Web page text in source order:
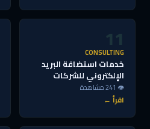
11
CONSULTING
خدمات استضافة البريد
الإلكتروني للشركات
👁 241 مشاهدة
اقرأ ←